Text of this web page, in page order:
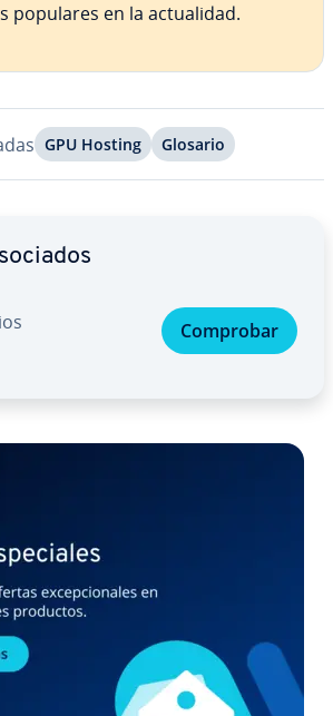
populares en la ac­tua­li­dad.
GPU Hosting Glosario
Comprobar